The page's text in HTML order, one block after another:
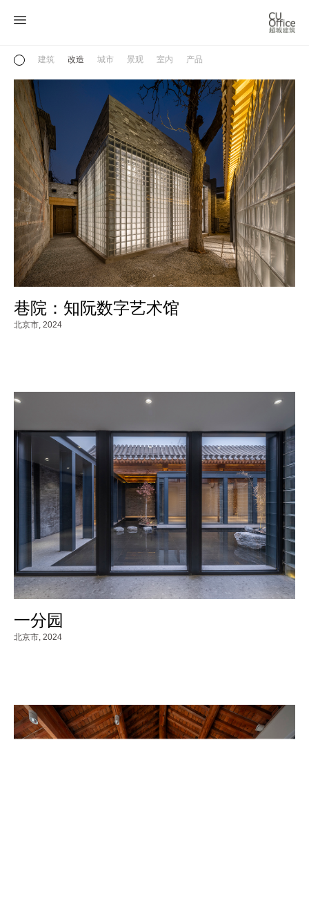
建筑 改造 城市 景观 室内 产品
巷院：知阮数字艺术馆
北京市, 2024
一分园
北京市, 2024